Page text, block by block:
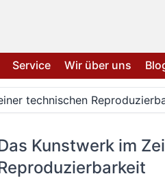
Service Wir über uns
technischen
Kunstwerk im